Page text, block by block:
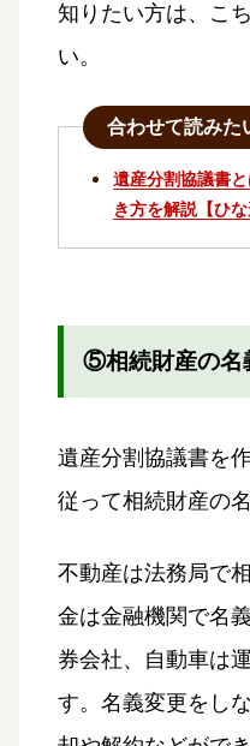
知りたい方は、こ
い。
合わせて読みた
遺産分割協議書
き方を解説【ひな
⑤相続財産の名
遺産分割協議書を
従って相続財産の
不動産は法務局で
金は金融機関で名
券会社、自動車は
す。名義変更をし